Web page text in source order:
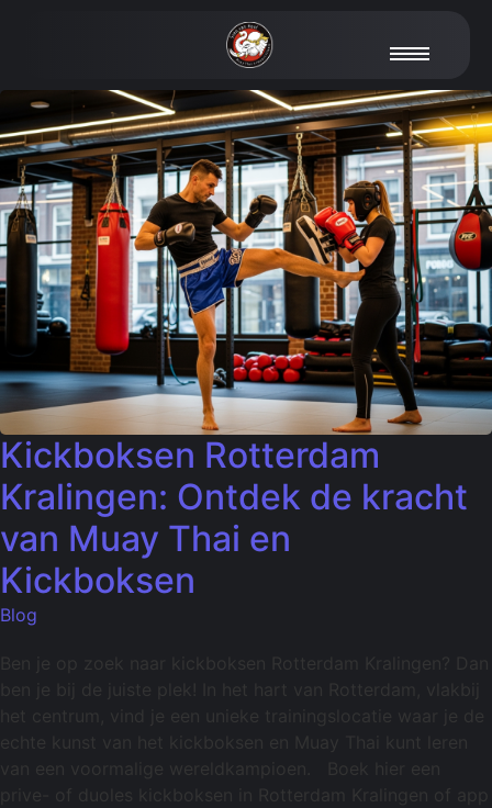
Kickboksen Rotterdam
Kralingen: Ontdek de kracht
van Muay Thai en
Kickboksen
Blog
Ben je op zoek naar kickboksen Rotterdam Kralingen? Dan
ben je bij de juiste plek! In het hart van Rotterdam, vlakbij
het centrum, vind je een unieke trainingslocatie waar je de
echte kunst van het kickboksen en Muay Thai kunt leren
van een voormalige wereldkampioen. Boek hier een
prive- of duoles kickboksen in Rotterdam Kralingen of app